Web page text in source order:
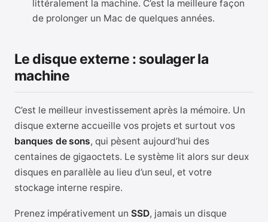
littéralement la machine. C’est la meilleure façon
de prolonger un Mac de quelques années.
Le disque externe : soulager la
machine
C’est le meilleur investissement après la mémoire. Un
disque externe accueille vos projets et surtout vos
banques de sons, qui pèsent aujourd’hui des
centaines de gigaoctets. Le système lit alors sur deux
disques en parallèle au lieu d’un seul, et votre
stockage interne respire.
Prenez impérativement un SSD, jamais un disque